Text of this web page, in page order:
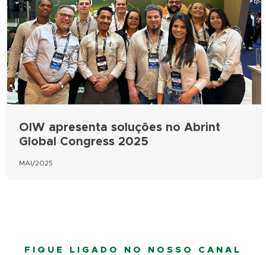
OIW apresenta soluções no Abrint
Global Congress 2025
MAI/2025
FIQUE LIGADO NO NOSSO CANAL